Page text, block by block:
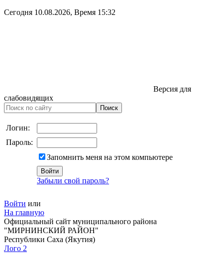
Сегодня 10.08.2026, Время 15:32
Версия для
слабовидящих
Логин:
Пароль:
Запомнить меня на этом компьютере
Забыли свой пароль?
Войти или
На главную
Официальный сайт муниципального района
"МИРНИНСКИЙ РАЙОН"
Республики Саха (Якутия)
Лого 2